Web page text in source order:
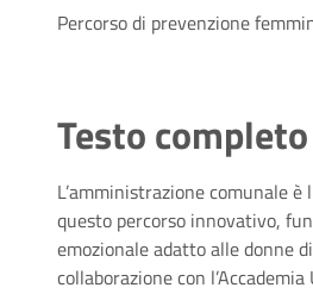
Percorso di prevenzione
Testo completo
L’amministrazione comunale
questo percorso innovativo,
emozionale adatto alle donne
collaborazione con l’Accademia